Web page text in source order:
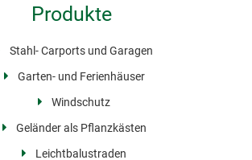
Produkte
Stahl- Carports und Garagen
Garten- und Ferienhäuser
Windschutz
Geländer als Pflanzkästen
Leichtbalustraden